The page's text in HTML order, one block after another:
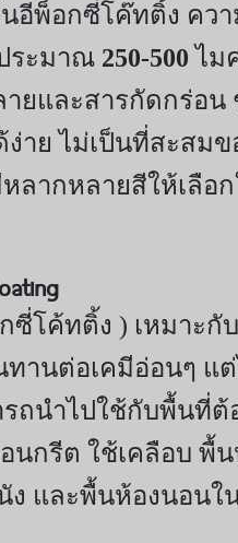
อีพ็อกซี่โค๊ทติ้ง คว
ระมาณ 250-500 ไม
ายและสารกัดกร่อ
าย ไม่เป็นที่สะสม
หลากหลายสีให้เลื
กซี่โค้ทติ้ง ) เหมาะ
านต่อเคมีอ่อนๆ แ
รถนำไปใช้กับพื้นที่
กรีต ใช้เคลือบ พื้
ง และพื้นห้องนอนใ